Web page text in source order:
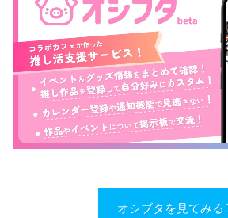
オシブタを見てみる